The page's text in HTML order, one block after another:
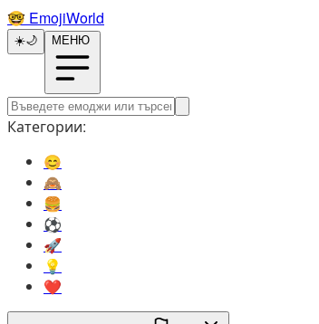
🤓️ EmojiWorld
☀️🌙 МЕНЮ
Категории:
😊️
🙈️
🍔️
⚽️
🚀️
💡️
❤️